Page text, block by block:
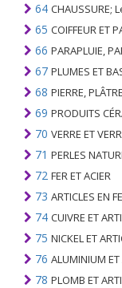
64 CHAUSSURE;
65 COIFFEUR ET
66 PARAPLUIE, PARASOLS,
67 PLUMES ET BAS, PRÉPARÉES;
68 PIERRE, PLÂTRE,
69 PRODUITS
70 VERRE ET
71 PERLES NATURELLES ET DE CULTURE; PIERRES
72 FER ET ACIER
73 ARTICLES EN
74 CUIVRE ET
75 NICKEL ET
76 ALUMINIUM ET
78 PLOMB ET